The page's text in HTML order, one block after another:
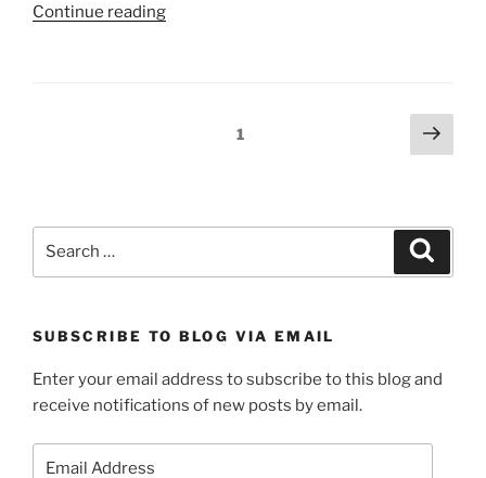
Continue reading“JUAL
Page1
Next
page
SUBSCRIBE TO BLOG VIA EMAIL
Enter your email address to subscribe to this blog and
receive notifications of new posts by email.